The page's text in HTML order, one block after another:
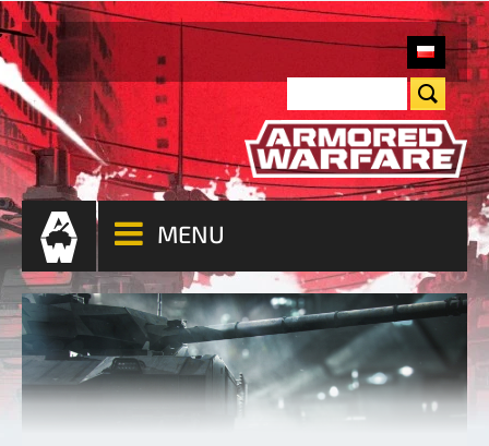
MENU